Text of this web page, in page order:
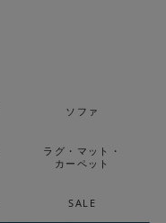
ソファ
ラグ・マット・
カーペット
SALE